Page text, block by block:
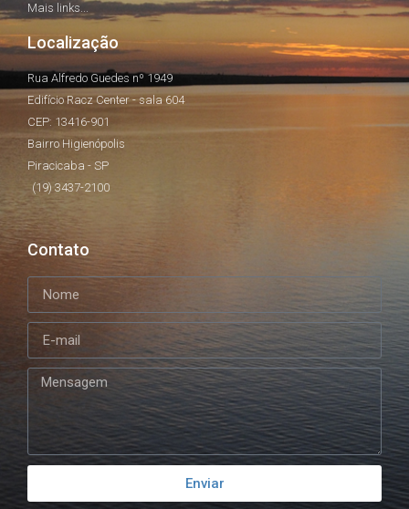
Mais links...
Localização
Rua Alfredo Guedes nº 1949
Edifício Racz Center - sala 604
CEP: 13416-901
Bairro Higienópolis
Piracicaba - SP
(19) 3437-2100
Contato
Enviar